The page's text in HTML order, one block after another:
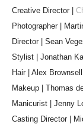
Creative Director |
Photographer |
Director | Sean
Stylist | Jonathan
Hair | Alex Brownsell
Makeup | Thomas
Manicurist | Jenny
Casting Director |